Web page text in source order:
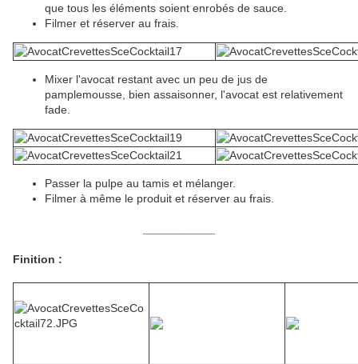
que tous les éléments soient enrobés de sauce.
Filmer et réserver au frais.
Mixer l'avocat restant avec un peu de jus de
pamplemousse, bien assaisonner, l'avocat est relativement
fade.
Passer la pulpe au tamis et mélanger.
Filmer à même le produit et réserver au frais.
Finition :